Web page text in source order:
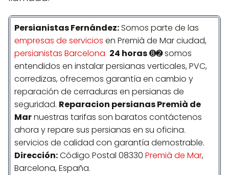
PersianistasFernández:Somos parte de las
empresas de servicios en Premià de Mar ciudad,
persianistas Barcelona 24 horas➑➋ somos
entendidos en instalar persianas verticales, PVC,
corredizas, ofrecemos garantía en cambio y
reparación de cerraduras en persianas de
seguridad. Reparacion persianas Premià de
Marnuestras tarifas son baratos contáctenos
ahora y repare sus persianas en su oficina.
servicios de calidad con garantía demostrable.
Dirección:Código Postal 08330 Premià de Mar,
Barcelona, España.